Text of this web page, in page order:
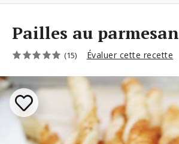
Pailles au parmesan
(15) Évaluer cette recette